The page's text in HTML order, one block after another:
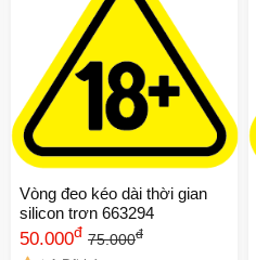
Vòng đeo kéo dài thời gian
silicon trơn 663294
50.000đ 75.000đ